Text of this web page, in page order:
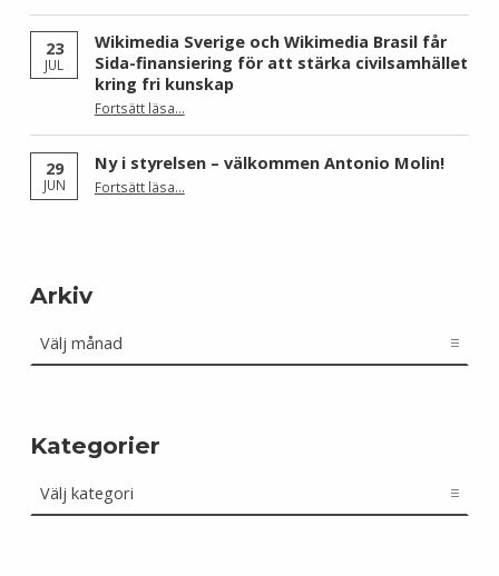
23
JUL
Wikimedia Sverige och Wikimedia Brasil får
Sida-finansiering för att stärka civilsamhället
kring fri kunskap
Fortsätt läsa“Wikimedia Sverige och Wikimedia Brasil får Sida-finansiering för att stärka civilsamhället kring fri kunskap”
…
29
JUN
Ny i styrelsen – välkommen Antonio Molin!
Fortsätt läsa“Ny i styrelsen – välkommen Antonio Molin!”
…
Arkiv
Kategorier